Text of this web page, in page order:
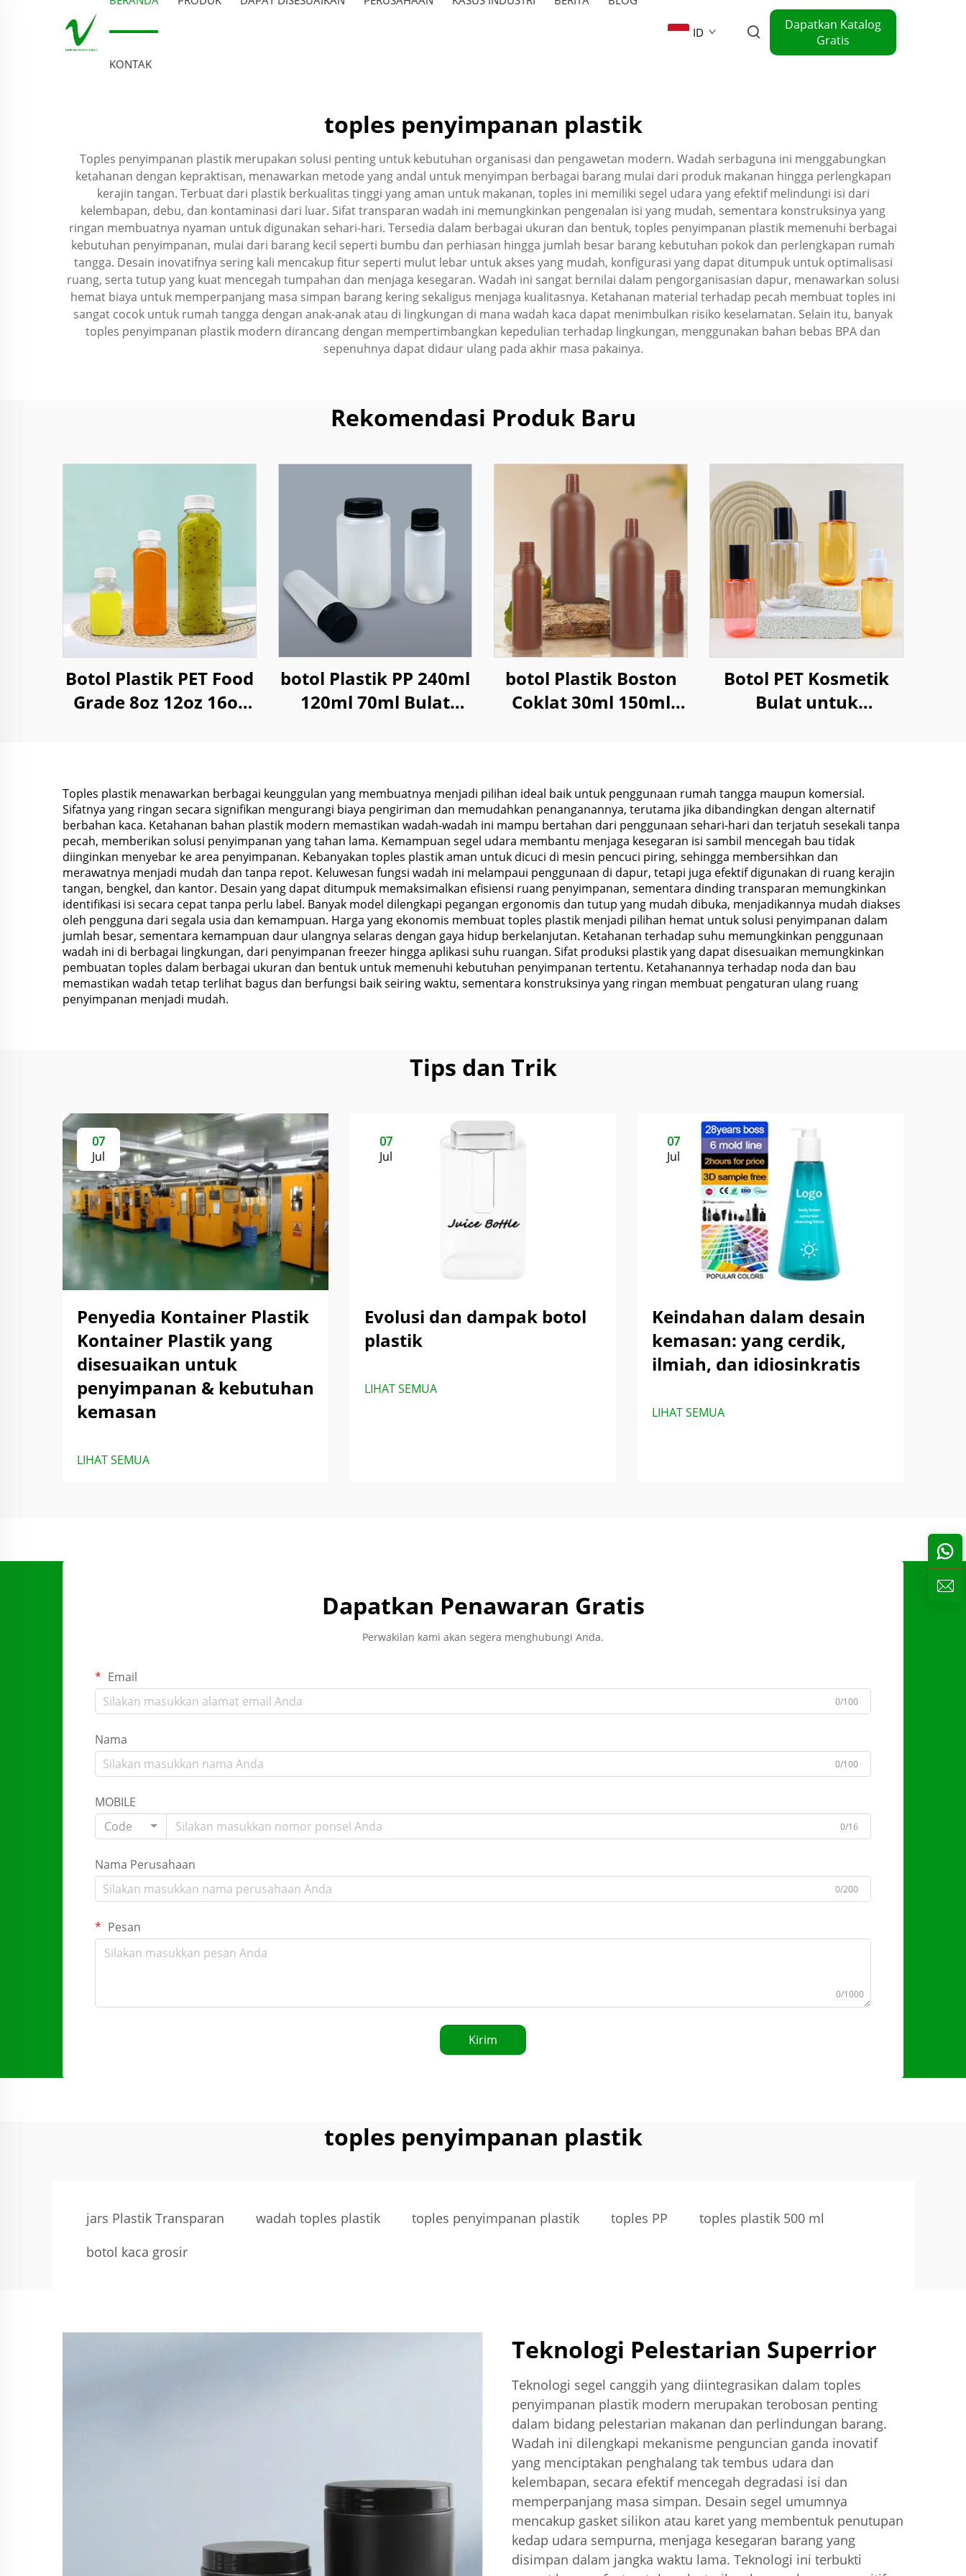
KONTAK
ID
Dapatkan Katalog
Gratis
toples penyimpanan plastik
Toples penyimpanan plastik merupakan solusi penting untuk kebutuhan organisasi dan pengawetan modern. Wadah serbaguna ini menggabungkan
ketahanan dengan kepraktisan, menawarkan metode yang andal untuk menyimpan berbagai barang mulai dari produk makanan hingga perlengkapan
kerajin tangan. Terbuat dari plastik berkualitas tinggi yang aman untuk makanan, toples ini memiliki segel udara yang efektif melindungi isi dari
kelembapan, debu, dan kontaminasi dari luar. Sifat transparan wadah ini memungkinkan pengenalan isi yang mudah, sementara konstruksinya yang
ringan membuatnya nyaman untuk digunakan sehari-hari. Tersedia dalam berbagai ukuran dan bentuk, toples penyimpanan plastik memenuhi berbagai
kebutuhan penyimpanan, mulai dari barang kecil seperti bumbu dan perhiasan hingga jumlah besar barang kebutuhan pokok dan perlengkapan rumah
tangga. Desain inovatifnya sering kali mencakup fitur seperti mulut lebar untuk akses yang mudah, konfigurasi yang dapat ditumpuk untuk optimalisasi
ruang, serta tutup yang kuat mencegah tumpahan dan menjaga kesegaran. Wadah ini sangat bernilai dalam pengorganisasian dapur, menawarkan solusi
hemat biaya untuk memperpanjang masa simpan barang kering sekaligus menjaga kualitasnya. Ketahanan material terhadap pecah membuat toples ini
sangat cocok untuk rumah tangga dengan anak-anak atau di lingkungan di mana wadah kaca dapat menimbulkan risiko keselamatan. Selain itu, banyak
toples penyimpanan plastik modern dirancang dengan mempertimbangkan kepedulian terhadap lingkungan, menggunakan bahan bebas BPA dan
sepenuhnya dapat didaur ulang pada akhir masa pakainya.
Rekomendasi Produk Baru
Botol Plastik PET Food
Grade 8oz 12oz 16oz
botol Plastik PP 240ml
120ml 70ml Bulat
botol Plastik Boston
Coklat 30ml 150ml
Botol PET Kosmetik
Bulat untuk
Toples plastik menawarkan berbagai keunggulan yang membuatnya menjadi pilihan ideal baik untuk penggunaan rumah tangga maupun komersial.
Sifatnya yang ringan secara signifikan mengurangi biaya pengiriman dan memudahkan penanganannya, terutama jika dibandingkan dengan alternatif
berbahan kaca. Ketahanan bahan plastik modern memastikan wadah-wadah ini mampu bertahan dari penggunaan sehari-hari dan terjatuh sesekali tanpa
pecah, memberikan solusi penyimpanan yang tahan lama. Kemampuan segel udara membantu menjaga kesegaran isi sambil mencegah bau tidak
diinginkan menyebar ke area penyimpanan. Kebanyakan toples plastik aman untuk dicuci di mesin pencuci piring, sehingga membersihkan dan
merawatnya menjadi mudah dan tanpa repot. Keluwesan fungsi wadah ini melampaui penggunaan di dapur, tetapi juga efektif digunakan di ruang kerajin
tangan, bengkel, dan kantor. Desain yang dapat ditumpuk memaksimalkan efisiensi ruang penyimpanan, sementara dinding transparan memungkinkan
identifikasi isi secara cepat tanpa perlu label. Banyak model dilengkapi pegangan ergonomis dan tutup yang mudah dibuka, menjadikannya mudah diakses
oleh pengguna dari segala usia dan kemampuan. Harga yang ekonomis membuat toples plastik menjadi pilihan hemat untuk solusi penyimpanan dalam
jumlah besar, sementara kemampuan daur ulangnya selaras dengan gaya hidup berkelanjutan. Ketahanan terhadap suhu memungkinkan penggunaan
wadah ini di berbagai lingkungan, dari penyimpanan freezer hingga aplikasi suhu ruangan. Sifat produksi plastik yang dapat disesuaikan memungkinkan
pembuatan toples dalam berbagai ukuran dan bentuk untuk memenuhi kebutuhan penyimpanan tertentu. Ketahanannya terhadap noda dan bau
memastikan wadah tetap terlihat bagus dan berfungsi baik seiring waktu, sementara konstruksinya yang ringan membuat pengaturan ulang ruang
penyimpanan menjadi mudah.
Tips dan Trik
07
Jul
Penyedia Kontainer Plastik
Kontainer Plastik yang
disesuaikan untuk
penyimpanan & kebutuhan
kemasan
LIHAT SEMUA
07
Jul
Evolusi dan dampak botol
plastik
LIHAT SEMUA
07
Jul
Keindahan dalam desain
kemasan: yang cerdik,
ilmiah, dan idiosinkratis
LIHAT SEMUA
Dapatkan Penawaran Gratis
Perwakilan kami akan segera menghubungi Anda.
Email
0/100
Nama
0/100
MOBILE
Code
0/16
Nama Perusahaan
0/200
Pesan
0/1000
Kirim
toples penyimpanan plastik
jars Plastik Transparan wadah toples plastik toples penyimpanan plastik toples PP
toples plastik 500 ml
botol kaca grosir
Teknologi Pelestarian Superrior
Teknologi segel canggih yang diintegrasikan dalam toples
penyimpanan plastik modern merupakan terobosan penting
dalam bidang pelestarian makanan dan perlindungan barang.
Wadah ini dilengkapi mekanisme penguncian ganda inovatif
yang menciptakan penghalang tak tembus udara dan
kelembapan, secara efektif mencegah degradasi isi dan
memperpanjang masa simpan. Desain segel umumnya
mencakup gasket silikon atau karet yang membentuk penutupan
kedap udara sempurna, menjaga kesegaran barang yang
disimpan dalam jangka waktu lama. Teknologi ini terbukti